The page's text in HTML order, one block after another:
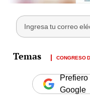
CONGRESO
Google